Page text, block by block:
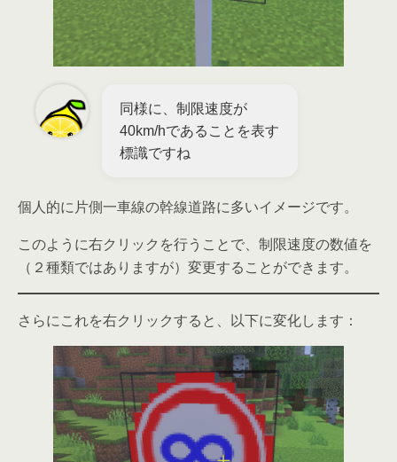
同様に、制限速度が
40km/hであることを表す
標識ですね
個人的に片側一車線の幹線道路に多いイメージです。
このように右クリックを行うことで、制限速度の数値を
（２種類ではありますが）変更することができます。
さらにこれを右クリックすると、以下に変化します：